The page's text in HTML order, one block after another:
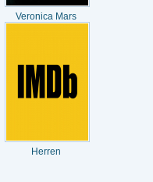
Veronica Mars
Herren